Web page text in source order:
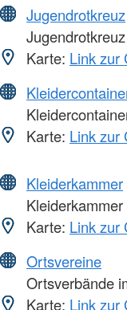
Jugendrotkreuz
Jugendrotkreuz
Karte: Link zur
Karte: Link zur
Kleiderkammer
Kleiderkammer
Karte: Link zur
Ortsvereine
Ortsverbände
Karte: Link zur